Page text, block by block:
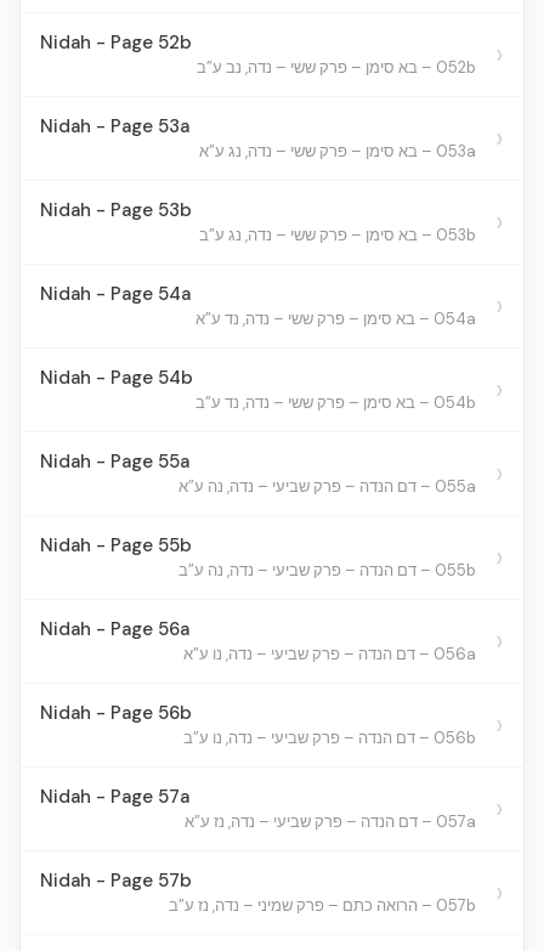
Nidah - Page 52b
052b – בא סימן – פרק ששי – נדה, נב ע”ב ›
Nidah - Page 53a
053a – בא סימן – פרק ששי – נדה, נג ע”א ›
Nidah - Page 53b
053b – בא סימן – פרק ששי – נדה, נג ע”ב ›
Nidah - Page 54a
054a – בא סימן – פרק ששי – נדה, נד ע”א ›
Nidah - Page 54b
054b – בא סימן – פרק ששי – נדה, נד ע”ב ›
Nidah - Page 55a
055a – דם הנדה – פרק שביעי – נדה, נה ע”א ›
Nidah - Page 55b
055b – דם הנדה – פרק שביעי – נדה, נה ע”ב ›
Nidah - Page 56a
056a – דם הנדה – פרק שביעי – נדה, נו ע”א ›
Nidah - Page 56b
056b – דם הנדה – פרק שביעי – נדה, נו ע”ב ›
Nidah - Page 57a
057a – דם הנדה – פרק שביעי – נדה, נז ע”א ›
Nidah - Page 57b
057b – הרואה כתם – פרק שמיני – נדה, נז ע”ב ›